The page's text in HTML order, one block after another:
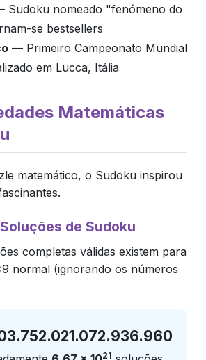
Sudoku nomeado "fenómeno do
se bestsellers
— Primeiro Campeonato Mundial
em Lucca, Itália
Matemáticas
matemático, o Sudoku inspirou
de Sudoku
completas válidas existem para
normal (ignorando os números
21